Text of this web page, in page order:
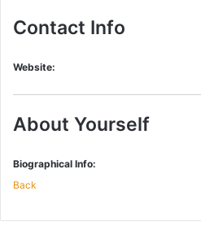
Contact Info
Website:
About Yourself
Biographical Info:
Back